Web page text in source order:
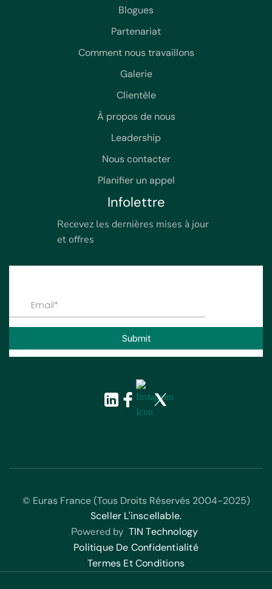
Blogues
Partenariat
Comment nous travaillons
Galerie
Clientèle
À propos de nous
Leadership
Nous contacter
Planifier un appel
Infolettre
Recevez les dernières mises à jour
et offres
© Euras France (Tous Droits Réservés 2004-2025)
Sceller L'inscellable.
Powered by TIN Technology
Politique De Confidentialité
Termes Et Conditions